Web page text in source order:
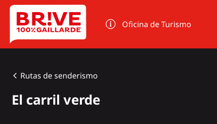
Panel de gestión de cookies
Oficina de Turismo
Rutas de senderismo
El carril verde